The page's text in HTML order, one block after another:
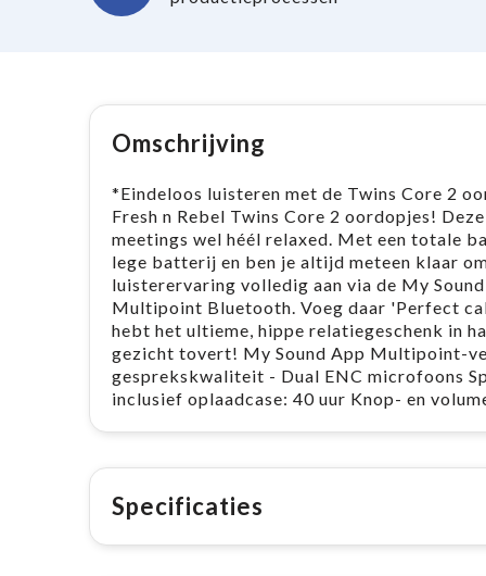
Omschrijving
*Eindeloos luisteren met de Twins Core 2
Fresh n Rebel Twins Core 2 oordopjes!
meetings wel héél relaxed. Met een totale
lege batterij en ben je altijd meteen klaar
luisterervaring volledig aan via de My
Multipoint Bluetooth. Voeg daar 'Perfect
hebt het ultieme, hippe relatiegeschenk in
gezicht tovert! My Sound App Multipoint-
gesprekskwaliteit - Dual ENC microfoons
inclusief oplaadcase: 40 uur Knop- en
Specificaties